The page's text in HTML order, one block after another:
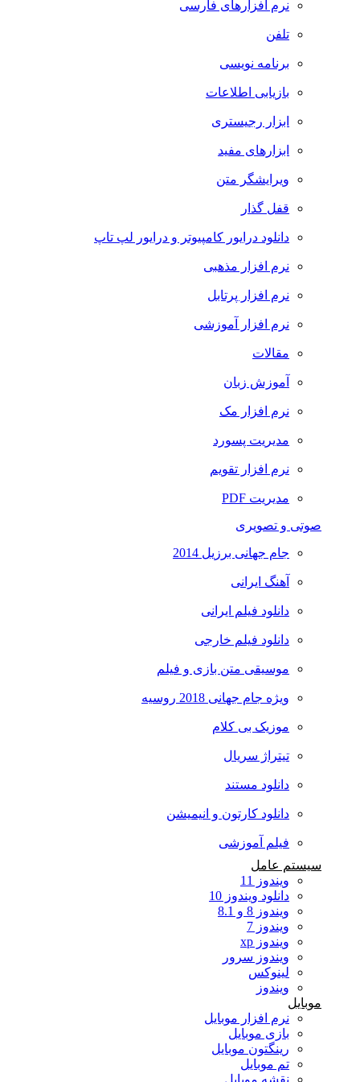
نرم افزارهای فارسی
برنامه نویسی
بازیابی اطلاعات
ابزار رجیستری
ابزارهای مفید
ویرایشگر متن
قفل گذار
دانلود درایور کامپیوتر و درایور لپ تاپ
نرم افزار مذهبی
نرم افزار پرتابل
نرم افزار آموزشی
آموزش زبان
نرم افزار مک
مدیریت پسورد
نرم افزار تقویم
مدیریت PDF
و تصویری
جام جهانی برزیل 2014
آهنگ ایرانی
دانلود فیلم ایرانی
دانلود فیلم خارجی
موسیقی متن بازی و فیلم
ویژه جام جهانی 2018 روسیه
موزیک بی کلام
تیتراژ سریال
دانلود مستند
دانلود کارتون و انیمیشن
فیلم آموزشی
عامل
دانلود ویندوز 10
ویندوز سرور
لینوکس
نرم افزار موبایل
بازی موبایل
رینگتون موبایل
تم موبایل
نقشه موبایل